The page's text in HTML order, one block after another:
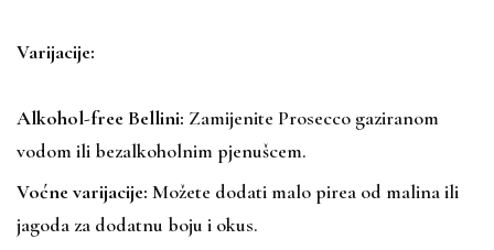
Varijacije:
Alkohol-free Bellini: Zamijenite Prosecco gaziranom
vodom ili bezalkoholnim pjenušcem.
Voćne varijacije: Možete dodati malo pirea od malina ili
jagoda za dodatnu boju i okus.